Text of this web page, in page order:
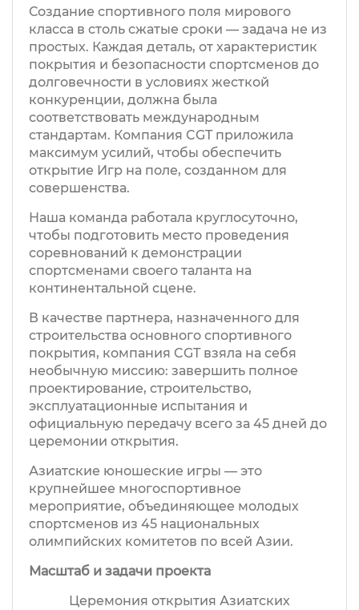
Церемония открытия Азиатских
Масштаб и задачи проекта
Азиатские юношеские игры — это
крупнейшее многоспортивное
мероприятие, объединяющее молодых
спортсменов из 45 национальных
олимпийских комитетов по всей Азии.
В качестве партнера, назначенного для
строительства основного спортивного
покрытия, компания CGT взяла на себя
необычную миссию: завершить полное
проектирование, строительство,
эксплуатационные испытания и
официальную передачу всего за 45 дней до
церемонии открытия.
Наша команда работала круглосуточно,
чтобы подготовить место проведения
соревнований к демонстрации
спортсменами своего таланта на
континентальной сцене.
Создание спортивного поля мирового
класса в столь сжатые сроки — задача не из
простых. Каждая деталь, от характеристик
покрытия и безопасности спортсменов до
долговечности в условиях жесткой
конкуренции, должна была
соответствовать международным
стандартам. Компания CGT приложила
максимум усилий, чтобы обеспечить
открытие Игр на поле, созданном для
совершенства.